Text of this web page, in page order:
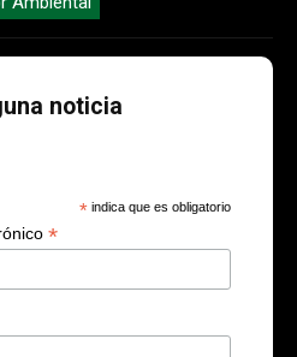
noticia
* indica que es obligatorio
*